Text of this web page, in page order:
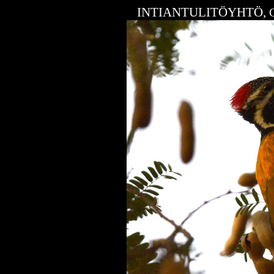
INTIANTULITÖYHTÖ,